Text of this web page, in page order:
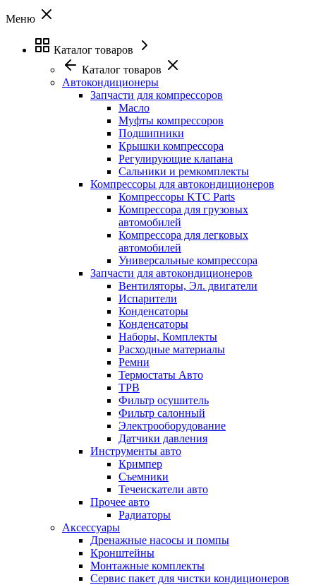
Меню
Каталог товаров
Каталог товаров
Автокондиционеры
Запчасти для компрессоров
Масло
Муфты компрессоров
Подшипники
Крышки компрессора
Регулирующие клапана
Сальники и ремкомплекты
Компрессоры для автокондиционеров
Компрессоры KTC Parts
Компрессора для грузовых
автомобилей
Компрессора для легковых
автомобилей
Универсальные компрессора
Запчасти для автокондиционеров
Вентиляторы, Эл. двигатели
Испарители
Конденсаторы
Конденсаторы
Наборы, Комплекты
Расходные материалы
Ремни
Термостаты Авто
ТРВ
Фильтр осушитель
Фильтр салонный
Электрооборудование
Датчики давления
Инструменты авто
Кримпер
Съемники
Течеискатели авто
Прочее авто
Радиаторы
Аксессуары
Дренажные насосы и помпы
Кронштейны
Монтажные комплекты
Сервис пакет для чистки кондиционеров